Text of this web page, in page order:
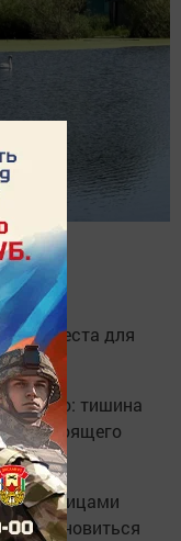
места для
тишина
настоящего
с птицами
остановиться